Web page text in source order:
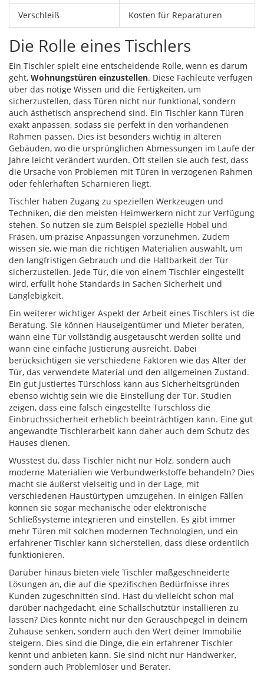
Verschleiß Kosten für Reparaturen
Die Rolle eines Tischlers
Ein Tischler spielt eine entscheidende Rolle, wenn es darum
geht, Wohnungstüren einzustellen. Diese Fachleute verfügen
über das nötige Wissen und die Fertigkeiten, um
sicherzustellen, dass Türen nicht nur funktional, sondern
auch ästhetisch ansprechend sind. Ein Tischler kann Türen
exakt anpassen, sodass sie perfekt in den vorhandenen
Rahmen passen. Dies ist besonders wichtig in älteren
Gebäuden, wo die ursprünglichen Abmessungen im Laufe der
Jahre leicht verändert wurden. Oft stellen sie auch fest, dass
die Ursache von Problemen mit Türen in verzogenen Rahmen
oder fehlerhaften Scharnieren liegt.
Tischler haben Zugang zu speziellen Werkzeugen und
Techniken, die den meisten Heimwerkern nicht zur Verfügung
stehen. So nutzen sie zum Beispiel spezielle Hobel und
Fräsen, um präzise Anpassungen vorzunehmen. Zudem
wissen sie, wie man die richtigen Materialien auswählt, um
den langfristigen Gebrauch und die Haltbarkeit der Tür
sicherzustellen. Jede Tür, die von einem Tischler eingestellt
wird, erfüllt hohe Standards in Sachen Sicherheit und
Langlebigkeit.
Ein weiterer wichtiger Aspekt der Arbeit eines Tischlers ist die
Beratung. Sie können Hauseigentümer und Mieter beraten,
wann eine Tür vollständig ausgetauscht werden sollte und
wann eine einfache Justierung ausreicht. Dabei
berücksichtigen sie verschiedene Faktoren wie das Alter der
Tür, das verwendete Material und den allgemeinen Zustand.
Ein gut justiertes Türschloss kann aus Sicherheitsgründen
ebenso wichtig sein wie die Einstellung der Tür. Studien
zeigen, dass eine falsch eingestellte Türschloss die
Einbruchssicherheit erheblich beeinträchtigen kann. Eine gut
angewandte Tischlerarbeit kann daher auch dem Schutz des
Hauses dienen.
Wusstest du, dass Tischler nicht nur Holz, sondern auch
moderne Materialien wie Verbundwerkstoffe behandeln? Dies
macht sie äußerst vielseitig und in der Lage, mit
verschiedenen Haustürtypen umzugehen. In einigen Fällen
können sie sogar mechanische oder elektronische
Schließsysteme integrieren und einstellen. Es gibt immer
mehr Türen mit solchen modernen Technologien, und ein
erfahrener Tischler kann sicherstellen, dass diese ordentlich
funktionieren.
Darüber hinaus bieten viele Tischler maßgeschneiderte
Lösungen an, die auf die spezifischen Bedürfnisse ihres
Kunden zugeschnitten sind. Hast du vielleicht schon mal
darüber nachgedacht, eine Schallschutztür installieren zu
lassen? Dies könnte nicht nur den Geräuschpegel in deinem
Zuhause senken, sondern auch den Wert deiner Immobilie
steigern. Dies sind die Dinge, die ein erfahrener Tischler
kennt und anbieten kann. Sie sind nicht nur Handwerker,
sondern auch Problemlöser und Berater.